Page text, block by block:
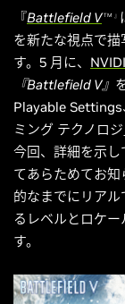
『Battlefield VTM 』
を新たな視点で
す。5 月に、
『Battlefield V』
Playable Settings
ミング テクノロ
今回、詳細を示
てあらためてお
的なまでにリアル
るレベルとロケ
す。